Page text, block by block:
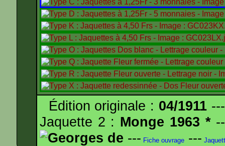
Édition originale : 04/1911
Jaquette 2 : Monge 1963 *
Georges de --- Fiche ouvrage ---